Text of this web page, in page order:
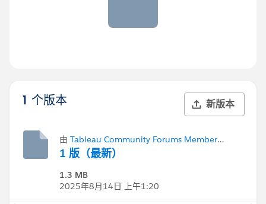
1 个版本 新版本
由 Tableau Community Forums Member
(Inactive)添加
1 版（最新）
1.3 MB
2025年8月14日 上午1:20